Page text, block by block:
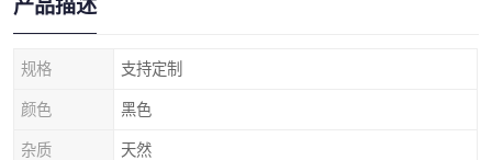
产品描述
规格 支持定制
颜色 黑色
杂质 天然